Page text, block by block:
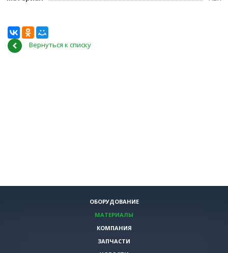
Вернуться к списку
ОБОРУДОВАНИЕ
МАТЕРИАЛЫ
КОМПАНИЯ
ЗАПЧАСТИ